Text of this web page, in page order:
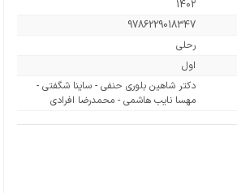
1402
9786229018347
رحلی
اول
دکتر شاهین بلوری حنفی - ساینا شگفتی -
مهسا نایب هاشمی - محمدرضا افرادی